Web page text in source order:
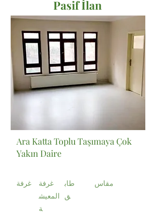
Pasif İlan
Satılık
Ara Katta Toplu Taşımaya Çok
Yakın Daire
غرفة
غرفة
المعيش
ة
طاب
ق
مقاس